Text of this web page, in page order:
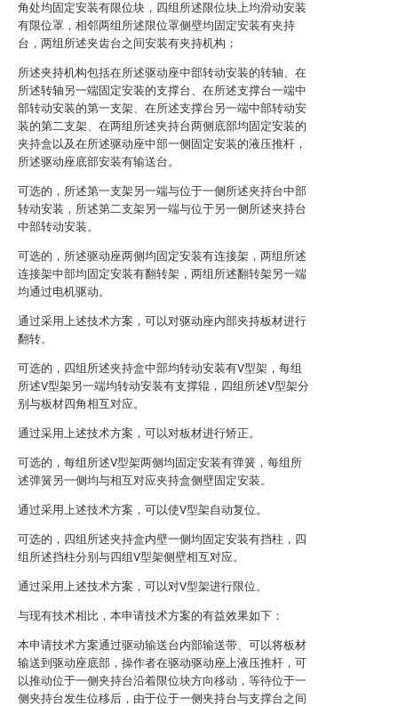
角处均固定安装有限位块，四组所述限位块上均滑动安装
有限位罩，相邻两组所述限位罩侧壁均固定安装有夹持
台，两组所述夹齿台之间安装有夹持机构；
所述夹持机构包括在所述驱动座中部转动安装的转轴、在
所述转轴另一端固定安装的支撑台、在所述支撑台一端中
部转动安装的第一支架、在所述支撑台另一端中部转动安
装的第二支架、在两组所述夹持台两侧底部均固定安装的
夹持盒以及在所述驱动座中部一侧固定安装的液压推杆，
所述驱动座底部安装有输送台。
可选的，所述第一支架另一端与位于一侧所述夹持台中部
转动安装，所述第二支架另一端与位于另一侧所述夹持台
中部转动安装。
可选的，所述驱动座两侧均固定安装有连接架，两组所述
连接架中部均固定安装有翻转架，两组所述翻转架另一端
均通过电机驱动。
通过采用上述技术方案，可以对驱动座内部夹持板材进行
翻转。
可选的，四组所述夹持盒中部均转动安装有V型架，每组
所述V型架另一端均转动安装有支撑辊，四组所述V型架分
别与板材四角相互对应。
通过采用上述技术方案，可以对板材进行矫正。
可选的，每组所述V型架两侧均固定安装有弹簧，每组所
述弹簧另一侧均与相互对应夹持盒侧壁固定安装。
通过采用上述技术方案，可以使V型架自动复位。
可选的，四组所述夹持盒内壁一侧均固定安装有挡柱，四
组所述挡柱分别与四组V型架侧壁相互对应。
通过采用上述技术方案，可以对V型架进行限位。
与现有技术相比，本申请技术方案的有益效果如下：
本申请技术方案通过驱动输送台内部输送带、可以将板材
输送到驱动座底部，操作者在驱动驱动座上液压推杆，可
以推动位于一侧夹持台沿着限位块方向移动，等待位于一
侧夹持台发生位移后，由于位于一侧夹持台与支撑台之间